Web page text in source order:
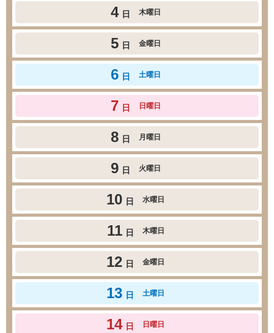
4 日 木曜日
5 日 金曜日
6 日 土曜日
7 日 日曜日
8 日 月曜日
9 日 火曜日
10 日 水曜日
11 日 木曜日
12 日 金曜日
13 日 土曜日
14 日 日曜日